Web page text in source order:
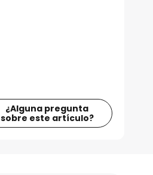
¿Alguna pregunta
sobre este artículo?